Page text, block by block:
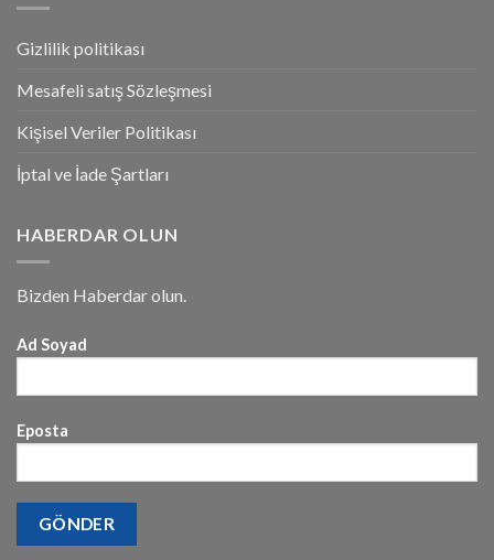
Gizlilik politikası
Mesafeli satış Sözleşmesi
Kişisel Veriler Politikası
İptal ve İade Şartları
HABERDAR OLUN
Bizden Haberdar olun.
Ad Soyad
Eposta